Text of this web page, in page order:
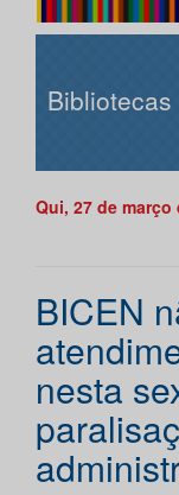
Bibliotecas
Qui, 27 de março
BICEN
nesta